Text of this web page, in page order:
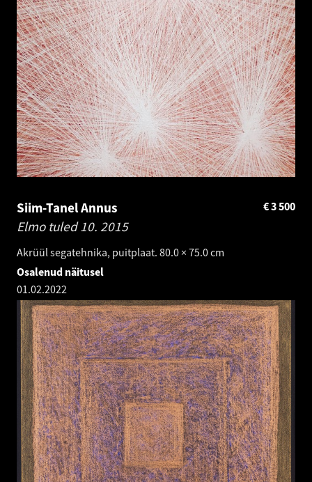
Siim-Tanel Annus
Elmo tuled 10. 2015
Akrüül segatehnika, puitplaat. 80.0 × 75.0 cm
3 500
€
Osalenud näitusel
01.02.2022